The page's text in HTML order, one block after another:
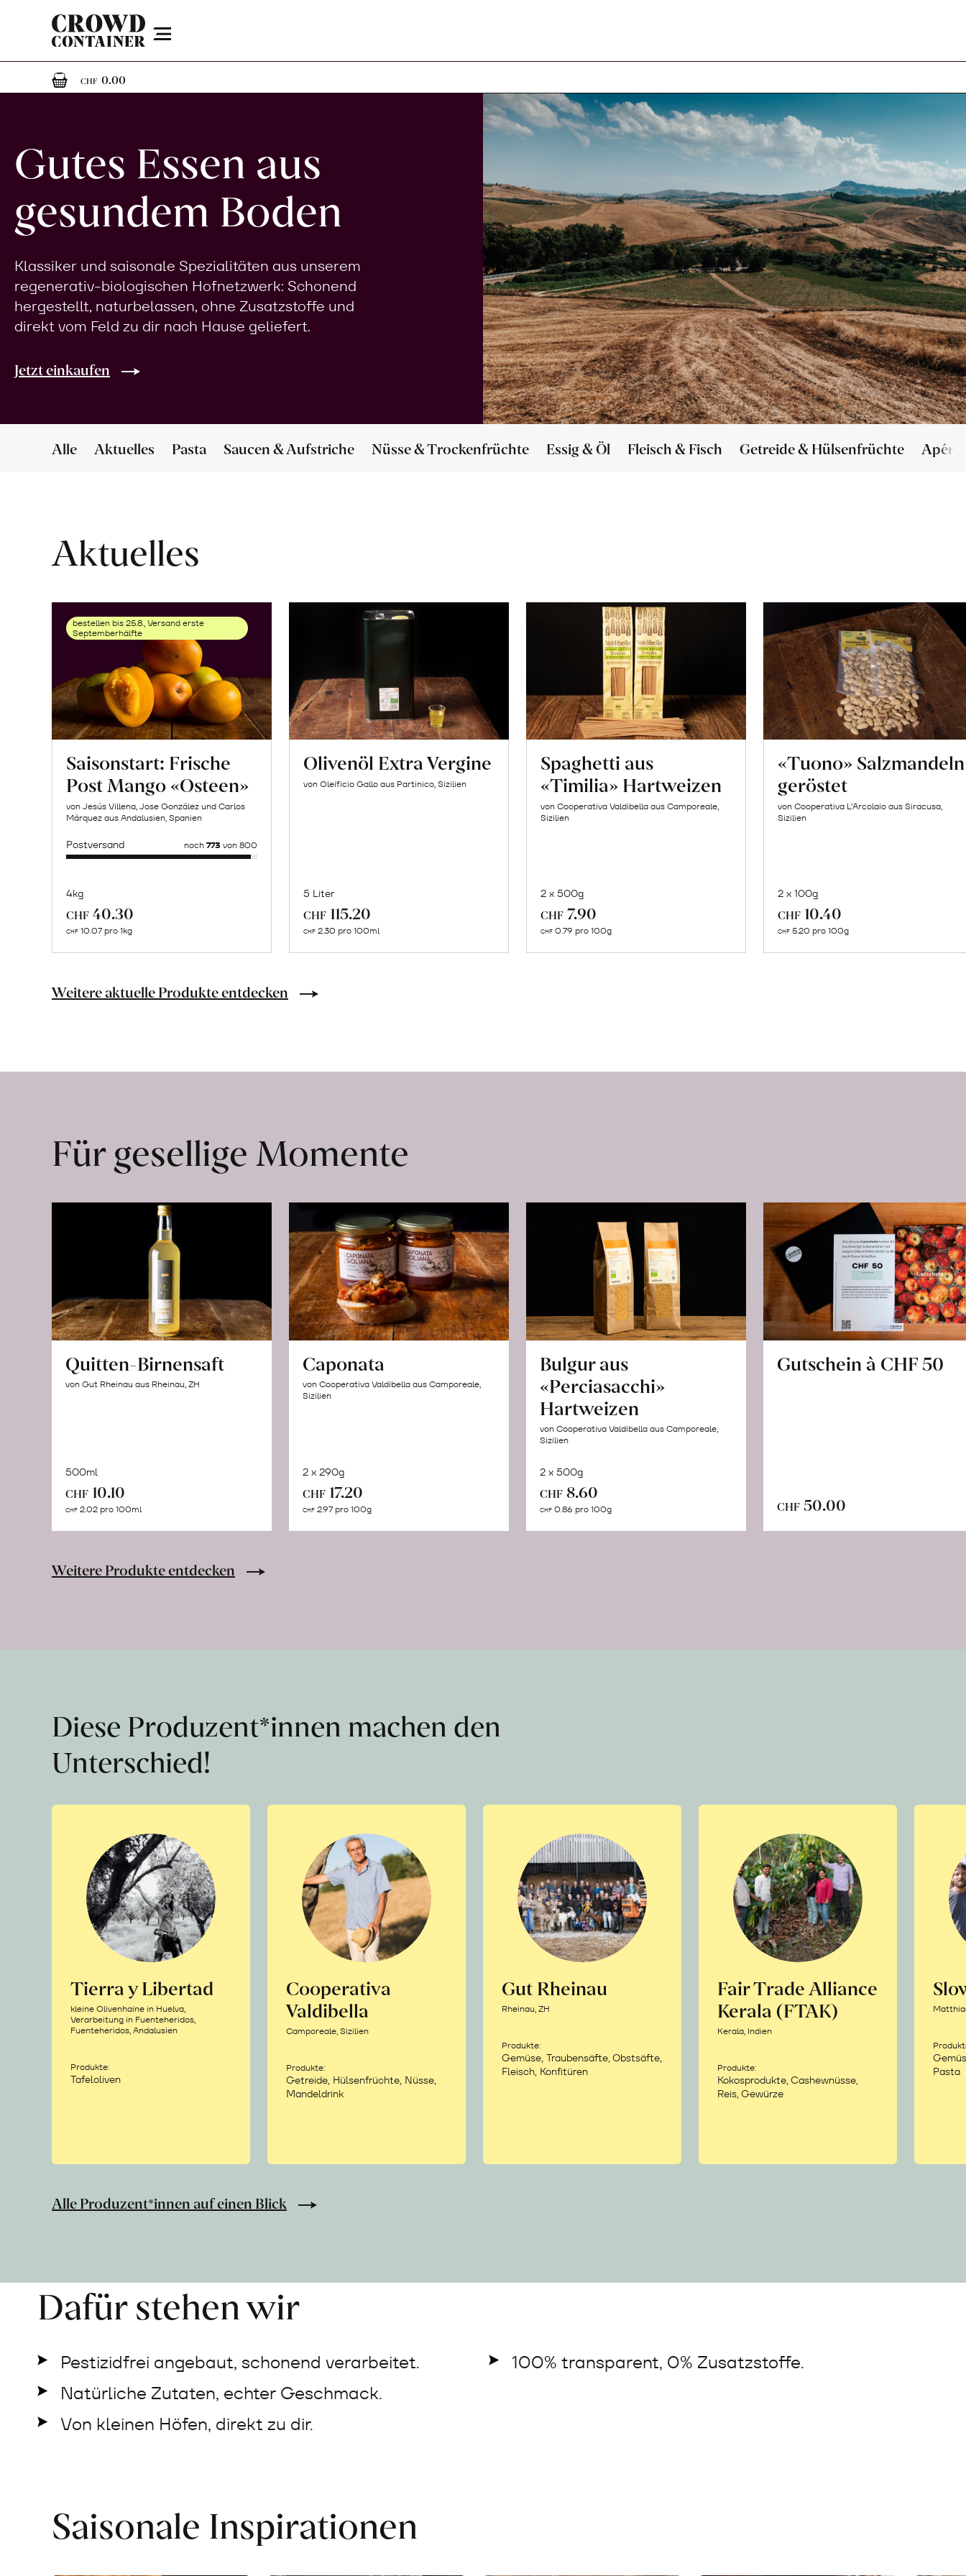
Menu
CHF 0.000 Artikel im Warenkorb
Gutes Essen aus
gesundem Boden
Klassiker und saisonale Spezialitäten aus unserem
regenerativ-biologischen Hofnetzwerk: Schonend
hergestellt, naturbelassen, ohne Zusatzstoffe und
direkt vom Feld zu dir nach Hause geliefert.
Jetzt einkaufen
Alle Aktuelles Pasta Saucen & Aufstriche Nüsse & Trockenfrüchte Essig & Öl Fleisch & Fisch Getreide & Hülsenfrüchte Apéro
Aktuelles
bestellen bis 25.8., Versand erste
Septemberhälfte
Saisonstart: Frische
Post Mango «Osteen»
von Jesús Villena, Jose González und Carlos
Márquez aus Andalusien, Spanien
Postversand noch 773von 800
4kg
CHF 40.30
CHF 10.07 pro 1kg
Naturbelassene
Lebensmittel
ab
Olivenöl Extra Vergine
von Oleificio Gallo aus Partinico, Sizilien
5 Liter
CHF 115.20
CHF 2.30 pro 100ml
Spaghetti aus
«Timilia» Hartweizen
von Cooperativa Valdibella aus Camporeale,
Sizilien
2 x 500g
CHF 7.90
CHF 0.79 pro 100g
«Tuono» Salzmandeln
geröstet
von Cooperativa L’Arcolaio aus Siracusa,
Sizilien
2 x 100g
CHF 10.40
CHF 5.20 pro 100g
Weitere aktuelle Produkte entdecken
Für gesellige Momente
Quitten-Birnensaft
von Gut Rheinau aus Rheinau, ZH
500ml
CHF 10.10
CHF 2.02 pro 100ml
Caponata
von Cooperativa Valdibella aus Camporeale,
Sizilien
2 x 290g
CHF 17.20
CHF 2.97 pro 100g
Bulgur aus
«Perciasacchi»
Hartweizen
von Cooperativa Valdibella aus Camporeale,
Sizilien
2 x 500g
CHF 8.60
CHF 0.86 pro 100g
Gutschein à CHF 50
CHF 50.00
Warenkorb
Weitere Produkte entdecken
Diese Produzent*innen machen den
Unterschied!
Tierra y Libertad
kleine Olivenhaine in Huelva,
Verarbeitung in Fuenteheridos,
Fuenteheridos, Andalusien
Produkte:
Tafeloliven
Cooperativa
Valdibella
Camporeale, Sizilien
Produkte:
Getreide, Hülsenfrüchte, Nüsse,
Mandeldrink
Gut Rheinau
Rheinau, ZH
Produkte:
Gemüse, Traubensäfte, Obstsäfte,
Fleisch, Konfitüren
Fair Trade Alliance
Kerala (FTAK)
Kerala, Indien
Produkte:
Kokosprodukte, Cashewnüsse,
Reis, Gewürze
Pasta
Alle Produzent*innen auf einen Blick
Dafür stehen wir
Pestizidfrei angebaut, schonend verarbeitet.
Natürliche Zutaten, echter Geschmack.
Von kleinen Höfen, direkt zu dir.
100% transparent, 0% Zusatzstoffe.
Saisonale Inspirationen